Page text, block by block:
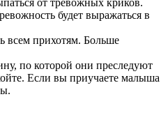
от тревожных криков.
будет выражаться в
всем прихотям. Больше
по которой они преследуют
Если вы приучаете малыша